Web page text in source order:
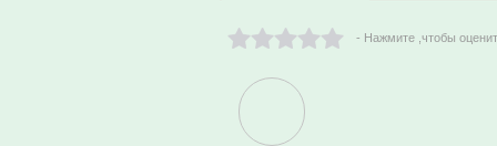
- Нажмите ,чтобы